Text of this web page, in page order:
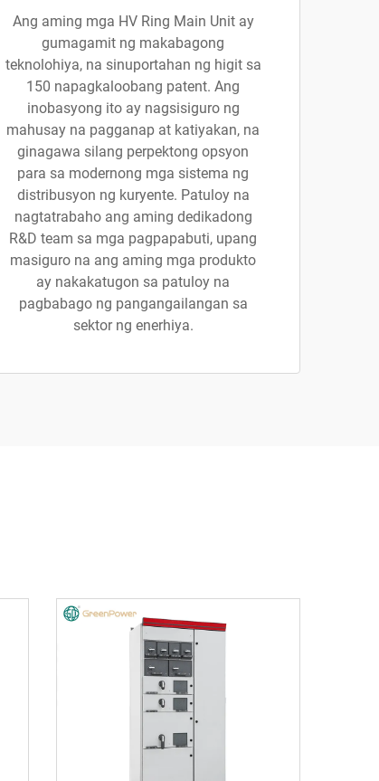
Ang aming mga HV Ring Main Unit ay
gumagamit ng makabagong
teknolohiya, na sinuportahan ng higit sa
150 napagkaloobang patent. Ang
inobasyong ito ay nagsisiguro ng
mahusay na pagganap at katiyakan, na
ginagawa silang perpektong opsyon
para sa modernong mga sistema ng
distribusyon ng kuryente. Patuloy na
nagtatrabaho ang aming dedikadong
R&D team sa mga pagpapabuti, upang
masiguro na ang aming mga produkto
ay nakakatugon sa patuloy na
pagbabago ng pangangailangan sa
sektor ng enerhiya.